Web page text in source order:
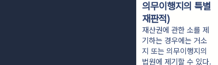
의무이행지의 특별
재판적)
재산권에 관한 소를 제
기하는 경우에는 거소
지 또는 의무이행지의
법원에 제기할 수 있다.